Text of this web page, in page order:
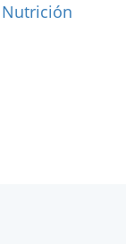
Nutrición